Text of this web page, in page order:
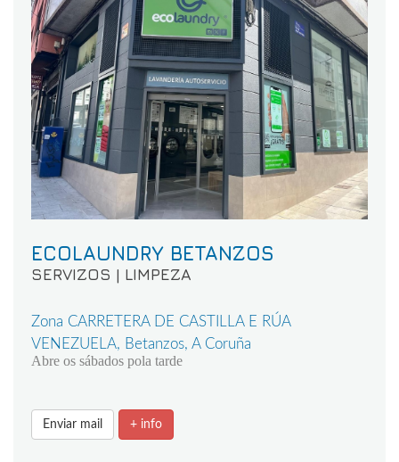
ECOLAUNDRY BETANZOS
SERVIZOS | LIMPEZA
Zona CARRETERA DE CASTILLA E RÚA
VENEZUELA, Betanzos, A Coruña
Abre os sábados pola tarde
Enviar mail + info